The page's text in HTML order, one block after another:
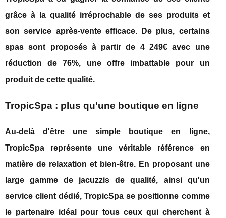
grâce à la qualité irréprochable de ses produits et
son service après-vente efficace. De plus, certains
spas sont proposés à partir de 4 249€ avec une
réduction de 76%, une offre imbattable pour un
produit de cette qualité.
TropicSpa : plus qu'une boutique en ligne
Au-delà d'être une simple boutique en ligne,
TropicSpa représente une véritable référence en
matière de relaxation et bien-être. En proposant une
large gamme de jacuzzis de qualité, ainsi qu'un
service client dédié, TropicSpa se positionne comme
le partenaire idéal pour tous ceux qui cherchent à